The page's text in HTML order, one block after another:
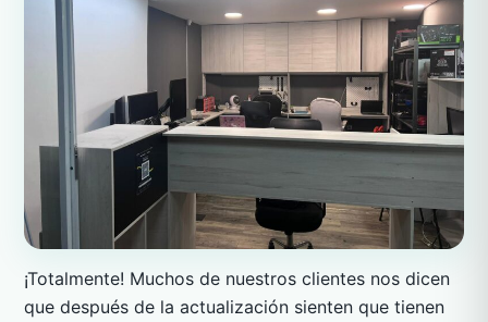
¡Totalmente! Muchos de nuestros clientes nos dicen
que después de la actualización sienten que tienen